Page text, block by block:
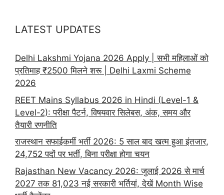
LATEST UPDATES
Delhi Lakshmi Yojana 2026 Apply | सभी महिलाओं को
प्रतिमाह ₹2500 मिलने शरू | Delhi Laxmi Scheme
2026
REET Mains Syllabus 2026 in Hindi (Level-1 &
Level-2): परीक्षा पैटर्न, विषयवार सिलेबस, अंक, समय और
तैयारी रणनीति
राजस्थान सफाईकर्मी भर्ती 2026: 5 साल बाद खत्म हुआ इंतजार,
24,752 पदों पर भर्ती, बिना परीक्षा होगा चयन
Rajasthan New Vacancy 2026: जुलाई 2026 से मार्च
2027 तक 81,023 नई सरकारी भर्तियां, देखें Month Wise